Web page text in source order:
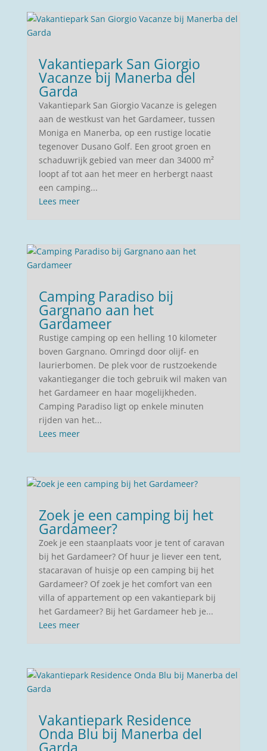
Vakantiepark San Giorgio
Vacanze bij Manerba del
Garda
Vakantiepark San Giorgio Vacanze is gelegen
aan de westkust van het Gardameer, tussen
Moniga en Manerba, op een rustige locatie
tegenover Dusano Golf. Een groot groen en
schaduwrijk gebied van meer dan 34000 m²
loopt af tot aan het meer en herbergt naast
een camping...
Lees meer
Camping Paradiso bij
Gargnano aan het
Gardameer
Rustige camping op een helling 10 kilometer
boven Gargnano. Omringd door olijf- en
laurierbomen. De plek voor de rustzoekende
vakantieganger die toch gebruik wil maken van
het Gardameer en haar mogelijkheden.
Camping Paradiso ligt op enkele minuten
rijden van het...
Lees meer
Zoek je een camping bij het
Gardameer?
Zoek je een staanplaats voor je tent of caravan
bij het Gardameer? Of huur je liever een tent,
stacaravan of huisje op een camping bij het
Gardameer? Of zoek je het comfort van een
villa of appartement op een vakantiepark bij
het Gardameer? Bij het Gardameer heb je...
Lees meer
Vakantiepark Residence
Onda Blu bij Manerba del